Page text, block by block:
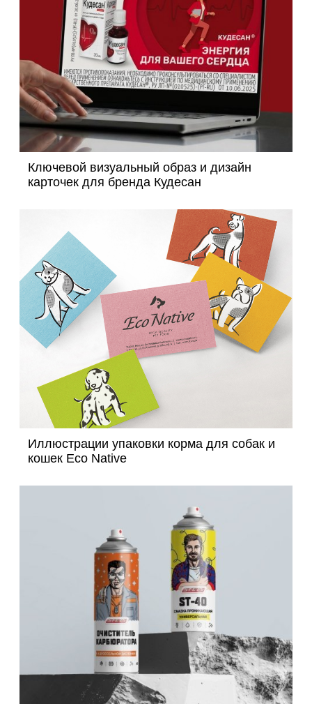
Ключевой визуальный образ и дизайн
карточек для бренда Кудесан
Иллюстрации упаковки корма для собак и
кошек Eco Native